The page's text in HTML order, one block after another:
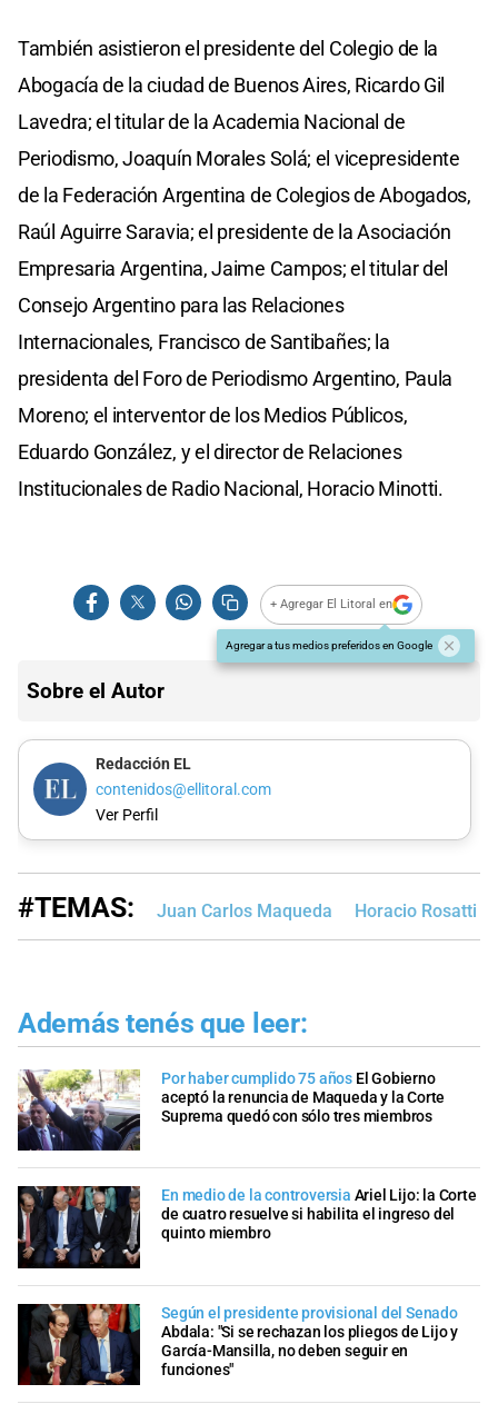
También asistieron el presidente del Colegio de la
Abogacía de la ciudad de Buenos Aires, Ricardo Gil
Lavedra; el titular de la Academia Nacional de
Periodismo, Joaquín Morales Solá; el vicepresidente
de la Federación Argentina de Colegios de Abogados,
Raúl Aguirre Saravia; el presidente de la Asociación
Empresaria Argentina, Jaime Campos; el titular del
Consejo Argentino para las Relaciones
Internacionales, Francisco de Santibañes; la
presidenta del Foro de Periodismo Argentino, Paula
Moreno; el interventor de los Medios Públicos,
Eduardo González, y el director de Relaciones
Institucionales de Radio Nacional, Horacio Minotti.
+ Agregar El Litoral en
Agregar a tus medios preferidos en Google
Sobre el Autor
Redacción EL
contenidos@ellitoral.com
Ver Perfil
#TEMAS: Juan Carlos Maqueda Horacio Rosatti
Además tenés que leer:
Por haber cumplido 75 años El Gobierno
aceptó la renuncia de Maqueda y la Corte
Suprema quedó con sólo tres miembros
En medio de la controversia Ariel Lijo: la Corte
de cuatro resuelve si habilita el ingreso del
quinto miembro
Según el presidente provisional del Senado
Abdala: "Si se rechazan los pliegos de Lijo y
García-Mansilla, no deben seguir en
funciones"